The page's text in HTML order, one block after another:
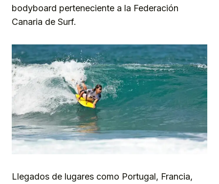
bodyboard perteneciente a la Federación
Canaria de Surf.
Llegados de lugares como Portugal, Francia,